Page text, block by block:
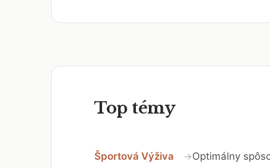
Top témy
Športová Výživa →Optimálny